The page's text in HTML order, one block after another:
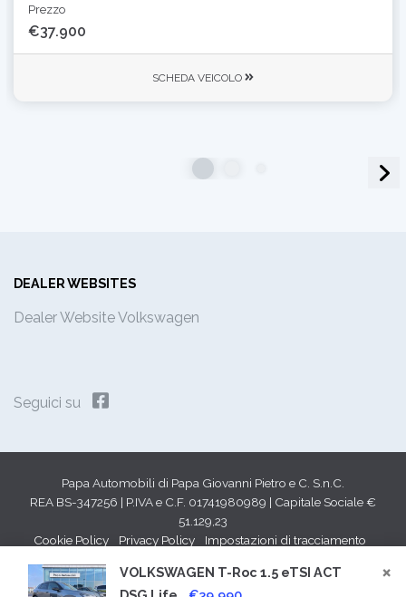
Prezzo
€37.900
SCHEDA VEICOLO
×
VOLKSWAGEN T-Roc 1.5 eTSI ACT
DEALER WEBSITES
Dealer Website Volkswagen
Seguici su
Papa Automobili di Papa Giovanni Pietro e C. S.n.C.
REA BS-347256 | P.IVA e C.F. 01741980989 | Capitale Sociale €
51.129,23
Cookie Policy
Privacy Policy Impostazioni di tracciamento